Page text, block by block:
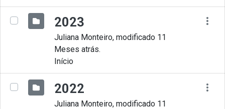
2023
Juliana Monteiro, modificado 11
Meses atrás.
Início
2022
Juliana Monteiro, modificado 11